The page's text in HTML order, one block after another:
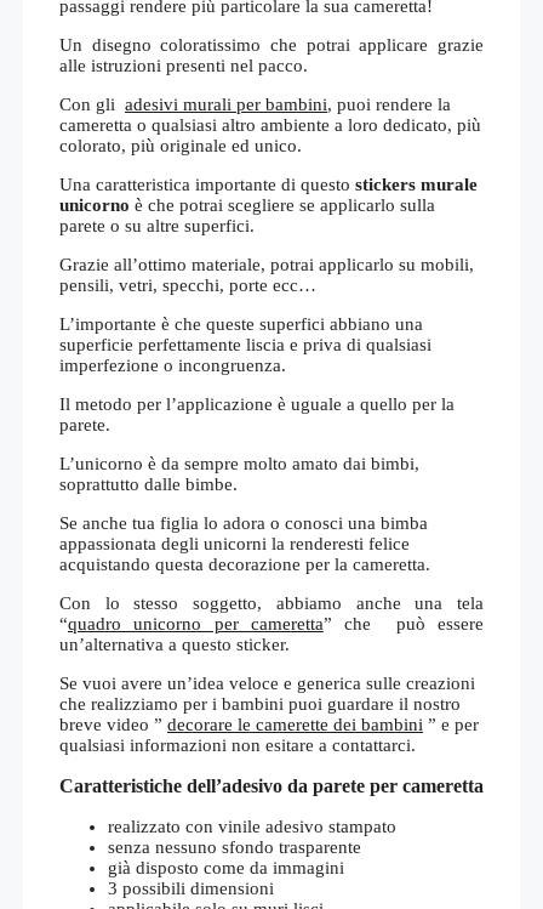
passaggi rendere più particolare la sua cameretta!
Un disegno coloratissimo che potrai applicare grazie
alle istruzioni presenti nel pacco.
Con gli adesivi murali per bambini, puoi rendere la
cameretta o qualsiasi altro ambiente a loro dedicato, più
colorato, più originale ed unico.
Una caratteristica importante di questo stickers murale
unicorno è che potrai scegliere se applicarlo sulla
parete o su altre superfici.
Grazie all’ottimo materiale, potrai applicarlo su mobili,
pensili, vetri, specchi, porte ecc…
L’importante è che queste superfici abbiano una
superficie perfettamente liscia e priva di qualsiasi
imperfezione o incongruenza.
Il metodo per l’applicazione è uguale a quello per la
parete.
L’unicorno è da sempre molto amato dai bimbi,
soprattutto dalle bimbe.
Se anche tua figlia lo adora o conosci una bimba
appassionata degli unicorni la renderesti felice
acquistando questa decorazione per la cameretta.
Con lo stesso soggetto, abbiamo anche una tela
“quadro unicorno per cameretta” che può essere
un’alternativa a questo sticker.
Se vuoi avere un’idea veloce e generica sulle creazioni
che realizziamo per i bambini puoi guardare il nostro
breve video ” decorare le camerette dei bambini ” e per
qualsiasi informazioni non esitare a contattarci.
Caratteristiche dell’adesivo da parete per cameretta
realizzato con vinile adesivo stampato
senza nessuno sfondo trasparente
già disposto come da immagini
3 possibili dimensioni